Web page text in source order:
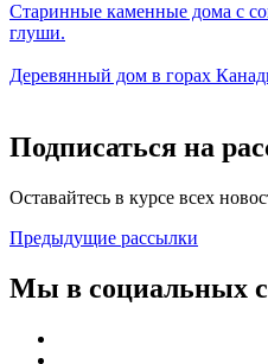
Старинные каменные дома с
глуши.
Деревянный дом в горах
Подписаться на
Оставайтесь в курсе всех
Предыдущие рассылки
Мы в социальных